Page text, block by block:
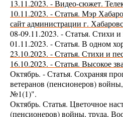
13.11.2023. - Видео-сюжет.
10.11.2023. - Статья. Мэр
сайт администрации г.
08-09.11.2023. - Статья. Стихи
01.11.2023. - Статья. В одном
23.10.2023. - Статья. Стихи и
16.10.2023. - Статья. Высокое
Октябрь. - Статья. Сохраняя
ветеранов (пенсионеров)
№1(1)".
Октябрь. Статья. Цветочное
(пенсионеров) войны, труда,